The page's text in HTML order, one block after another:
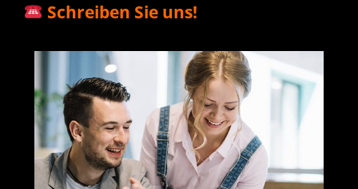
Schreiben Sie uns!